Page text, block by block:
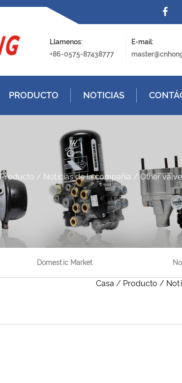
Llamenos:
+86-0575-87438777
E-mail:
PRODUCTO NOTICIAS
Producto / Noticias de la compañía /Other
Domestic Market
Casa / Producto /